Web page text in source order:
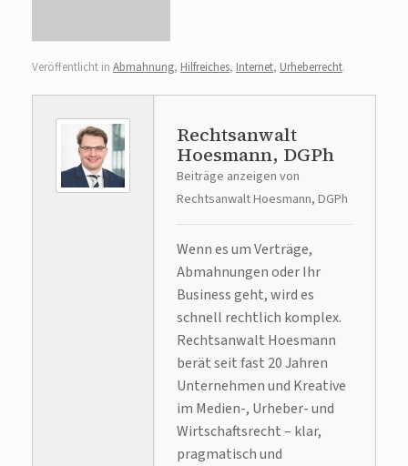
Veröffentlicht in Abmahnung, Hilfreiches, Internet, Urheberrecht.
Rechtsanwalt
Hoesmann, DGPh
Beiträge anzeigen von
Rechtsanwalt Hoesmann, DGPh
Wenn es um Verträge,
Abmahnungen oder Ihr
Business geht, wird es
schnell rechtlich komplex.
Rechtsanwalt Hoesmann
berät seit fast 20 Jahren
Unternehmen und Kreative
im Medien-, Urheber- und
Wirtschaftsrecht – klar,
pragmatisch und